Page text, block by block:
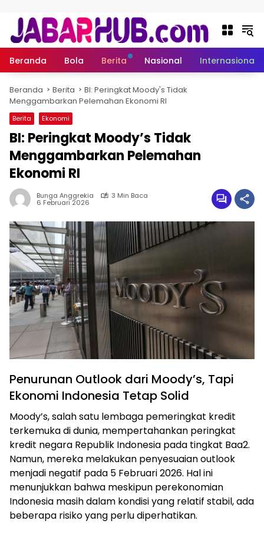
Beranda Bola Berita Nasional Internasional
Beranda Berita
BI: Peringkat Moody's Tidak
Menggambarkan Pelemahan Ekonomi RI
Berita Ekonomi
BI: Peringkat Moody’s Tidak
Menggambarkan Pelemahan
Ekonomi RI
Bunga Anggrekia 3 Min Baca
6 Februari 2026
Penurunan Outlook dari Moody’s, Tapi
Ekonomi Indonesia Tetap Solid
Moody’s, salah satu lembaga pemeringkat kredit
terkemuka di dunia, mempertahankan peringkat
kredit negara Republik Indonesia pada tingkat Baa2.
Namun, mereka melakukan penyesuaian outlook
menjadi negatif pada 5 Februari 2026. Hal ini
menunjukkan bahwa meskipun perekonomian
Indonesia masih dalam kondisi yang relatif stabil, ada
beberapa risiko yang perlu diperhatikan.